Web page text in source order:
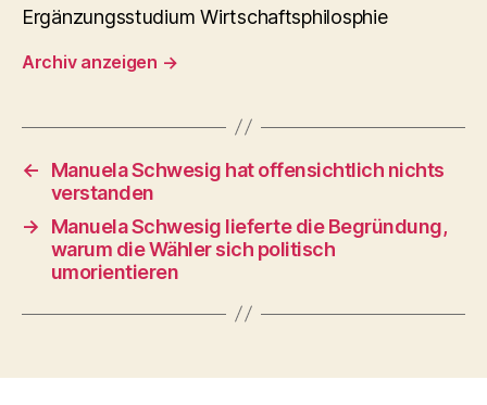
Ergänzungsstudium Wirtschaftsphilosphie
Archiv anzeigen →
←
Manuela Schwesig hat offensichtlich nichts
verstanden
→
Manuela Schwesig lieferte die Begründung,
warum die Wähler sich politisch
umorientieren